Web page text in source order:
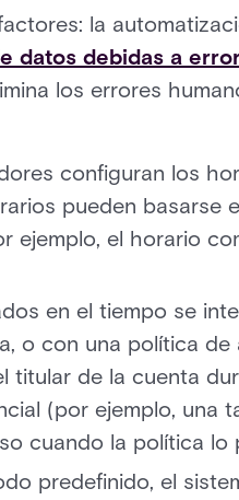
la
datos debidas a
los errores
configuran los
pueden basarse
ejemplo, el horario
en el tiempo se
o con una política de
titular de la cuenta
(por ejemplo, una
cuando la política lo
predefinido, el